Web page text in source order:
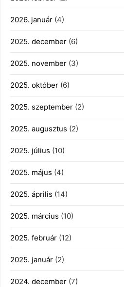
2026. január (4)
2025. december (6)
2025. november (3)
2025. október (6)
2025. szeptember (2)
2025. augusztus (2)
2025. július (10)
2025. május (4)
2025. április (14)
2025. március (10)
2025. február (12)
2025. január (2)
2024. december (7)